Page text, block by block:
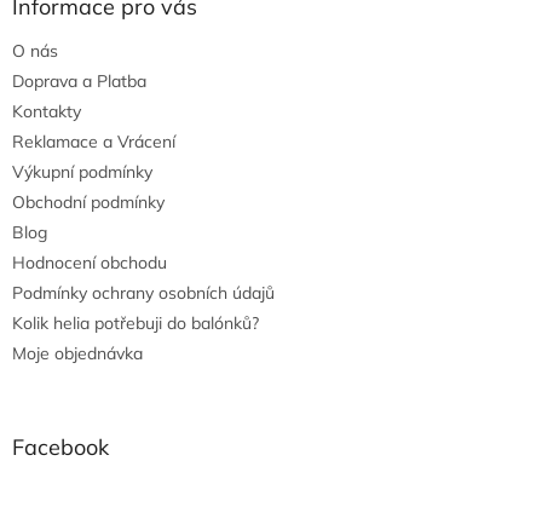
Informace pro vás
O nás
Doprava a Platba
Kontakty
Reklamace a Vrácení
Výkupní podmínky
Obchodní podmínky
Blog
Hodnocení obchodu
Podmínky ochrany osobních údajů
Kolik helia potřebuji do balónků?
Moje objednávka
Facebook